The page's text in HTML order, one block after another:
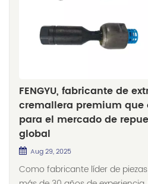
FENGYU, fabricante de
cremallera premium que
para el mercado de
global
Aug 29, 2025
Como fabricante líder de